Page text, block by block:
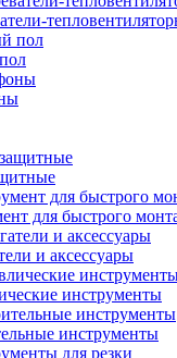
для быстрого
и аксессуары
инструменты
инструменты